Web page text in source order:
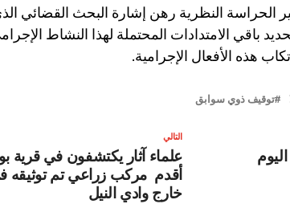
الحراسة النظرية رهن إشارة البحث
باقي الامتدادات المحتملة لهذا النشاط
هذه الأفعال الإجرامية.
توقيف ذوي سوابق
التالي
علماء آثار يكتشفون في قرية
أقدم مركب زراعي تم توثيقه
خارج وادي النيل